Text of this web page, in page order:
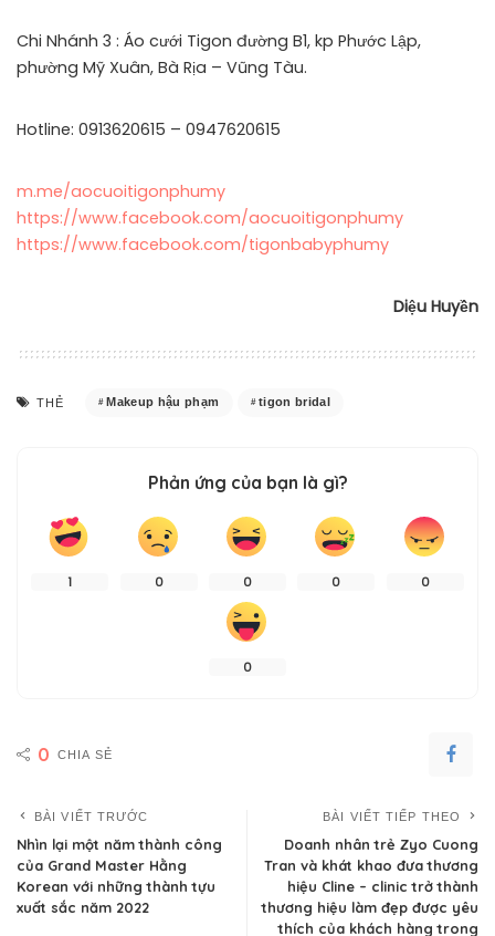
Chi Nhánh 3 : Áo cưới Tigon đường B1, kp Phước Lập,
phường Mỹ Xuân, Bà Rịa – Vũng Tàu.
Hotline: 0913620615 – 0947620615
m.me/aocuoitigonphumy
https://www.facebook.com/aocuoitigonphumy
https://www.facebook.com/tigonbabyphumy
Diệu Huyền
THẺ Makeup hậu phạm tigon bridal
Phản ứng của bạn là gì?
1 0 0 0 0
0
0 CHIA SẺ
BÀI VIẾT TRƯỚC
Nhìn lại một năm thành công
của Grand Master Hằng
Korean với những thành tựu
xuất sắc năm 2022
BÀI VIẾT TIẾP THEO
Doanh nhân trẻ Zyo Cuong
Tran và khát khao đưa thương
hiệu Cline – clinic trở thành
thương hiệu làm đẹp được yêu
thích của khách hàng trong